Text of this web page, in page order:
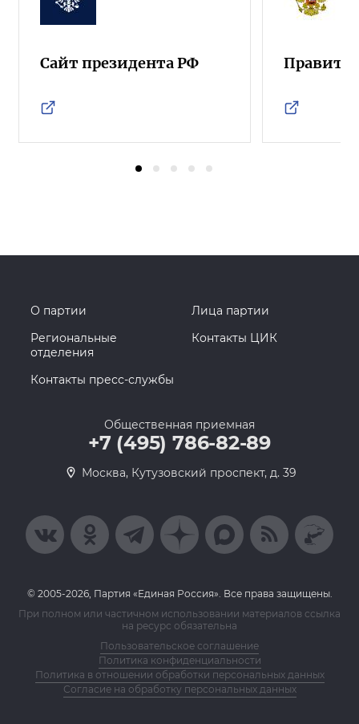
Сайт президента РФ
О партии
Лица партии
Региональные
отделения
Контакты ЦИК
Контакты пресс-службы
Общественная приемная
+7 (495) 786-82-89
Москва, Кутузовский проспект, д. 39
© 2005-2026, Партия «Единая Россия». Все права защищены.
При полном или частичном использовании материалов ссылка
на ресурс обязательна
Пользовательское соглашение
Политика конфиденциальности
Политика в отношении обработки персональных данных
Согласие на обработку персональных данных